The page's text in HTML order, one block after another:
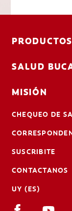
PRODUCTOS
SALUD
MISIÓN
CHEQUEO DE
SUSCRIBITE
CONTACTANOS
UY (ES)